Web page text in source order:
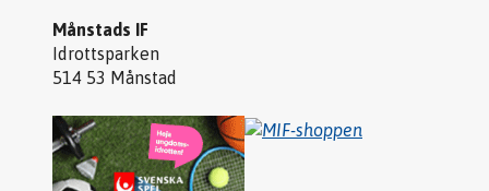
Månstads IF
Idrottsparken
514 53 Månstad